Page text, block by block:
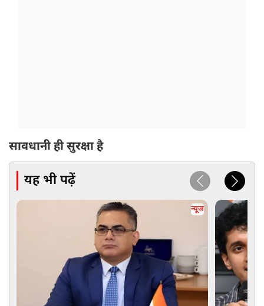
सावधानी ही सुरक्षा है
यह भी पढ़ें
न्यूज